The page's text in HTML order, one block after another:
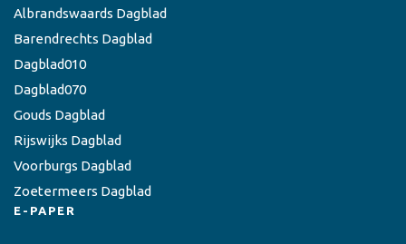
Albrandswaards Dagblad
Barendrechts Dagblad
Dagblad010
Dagblad070
Gouds Dagblad
Rijswijks Dagblad
Voorburgs Dagblad
Zoetermeers Dagblad
E-PAPER